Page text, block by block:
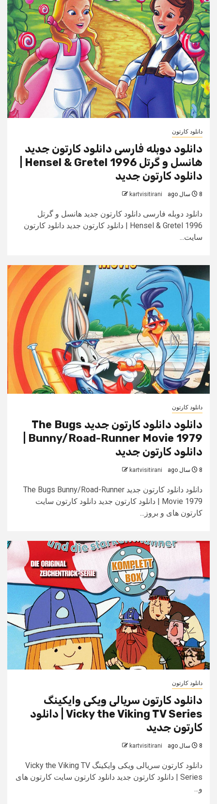
دانلود کارتون
دانلود دوبله فارسی دانلود کارتون جدید
دانلود کارتون جدید
8 سال ago kartvisitirani
دانلود دوبله فارسی دانلود کارتون جدید هانسل و گرتل
Hensel & Gretel 1996 | دانلود کارتون جدید دانلود کارتون
سایت...
دانلود کارتون
دانلود دانلود کارتون جدید The Bugs
دانلود کارتون جدید
8 سال ago kartvisitirani
دانلود دانلود کارتون جدید The Bugs Bunny/Road-Runner
Movie 1979 | دانلود کارتون جدید دانلود کارتون سایت
کارتون های و بروز...
دانلود کارتون
دانلود کارتون سریالی ویکی وایکینگ
Vicky the Viking TV Series | دانلود
کارتون جدید
8 سال ago kartvisitirani
دانلود کارتون سریالی ویکی وایکینگ Vicky the Viking TV
Series | دانلود کارتون جدید دانلود کارتون سایت کارتون های
و...